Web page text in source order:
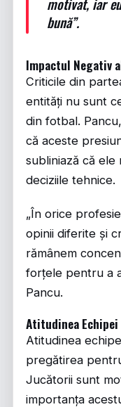
bună”.
Impactul Negativ
Criticile din
entități nu sunt
din fotbal.
că aceste
subliniază că
deciziile tehnice.
„În orice
opinii diferite și
rămânem
forțele pentru a
Pancu.
Atitudinea Echipei
Atitudinea
pregătirea
Jucătorii sunt
importanța